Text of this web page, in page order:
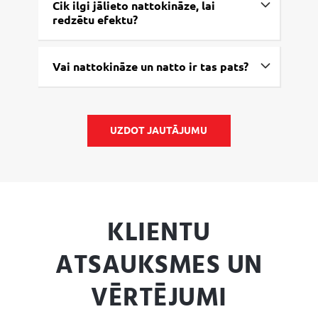
Cik ilgi jālieto nattokināze, lai
redzētu efektu?
Vai nattokināze un natto ir tas pats?
UZDOT JAUTĀJUMU
KLIENTU
ATSAUKSMES UN
VĒRTĒJUMI